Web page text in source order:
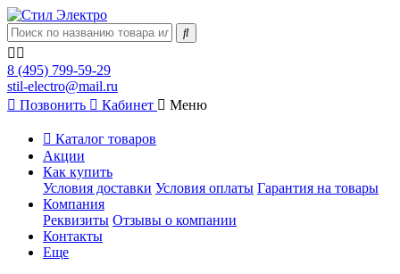
8 (495) 799-59-29
stil-electro@mail.ru
Позвонить
Кабинет Меню
Каталог товаров
Акции
Как купить
Условия доставки Условия оплаты Гарантия на товары
Компания
Реквизиты Отзывы о компании
Контакты
Еще